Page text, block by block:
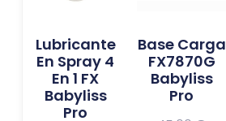
Lubricante
En Spray 4
En 1 FX
Babyliss
Pro
Base Carga
FX7870G
Babyliss
Pro